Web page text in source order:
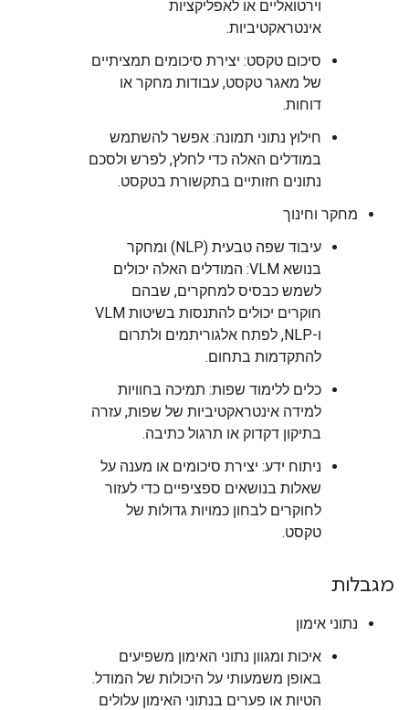
וירטואליים או לאפליקציות
אינטראקטיביות.
סיכום טקסט: יצירת סיכומים תמציתיים
של מאגר טקסט, עבודות מחקר או
דוחות.
חילוץ נתוני תמונה: אפשר להשתמש
במודלים האלה כדי לחלץ, לפרש ולסכם
נתונים חזותיים בתקשורת בטקסט.
מחקר וחינוך
עיבוד שפה טבעית (NLP) ומחקר
בנושא VLM: המודלים האלה יכולים
לשמש כבסיס למחקרים, שבהם
חוקרים יכולים להתנסות בשיטות VLM
ו-NLP, לפתח אלגוריתמים ולתרום
להתקדמות בתחום.
כלים ללימוד שפות: תמיכה בחוויות
למידה אינטראקטיביות של שפות, עזרה
בתיקון דקדוק או תרגול כתיבה.
ניתוח ידע: יצירת סיכומים או מענה על
שאלות בנושאים ספציפיים כדי לעזור
לחוקרים לבחון כמויות גדולות של
טקסט.
מגבלות
נתוני אימון
איכות ומגוון נתוני האימון משפיעים
באופן משמעותי על היכולות של המודל.
הטיות או פערים בנתוני האימון עלולים